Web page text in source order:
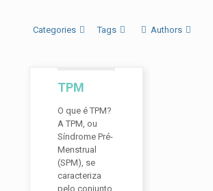
Categories Tags Authors
TPM
O que é TPM?
A TPM, ou
Síndrome Pré-
Menstrual
(SPM), se
caracteriza
pelo conjunto